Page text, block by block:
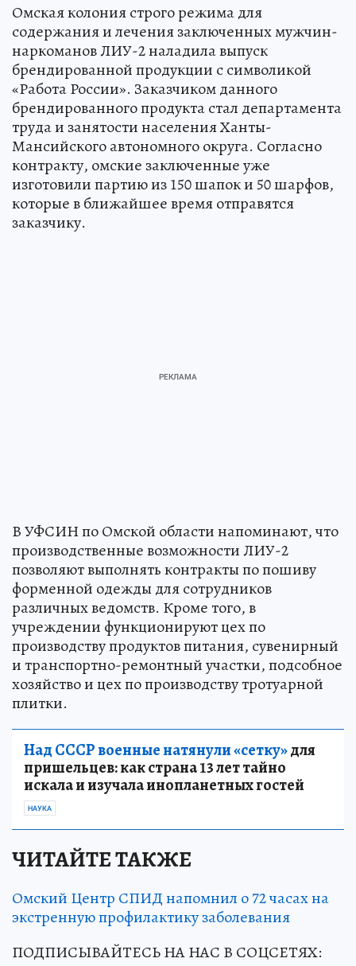
Омская колония строго режима для
содержания и лечения заключенных мужчин-
наркоманов ЛИУ-2 наладила выпуск
брендированной продукции с символикой
«Работа России». Заказчиком данного
брендированного продукта стал департамента
труда и занятости населения Ханты-
Мансийского автономного округа. Согласно
контракту, омские заключенные уже
изготовили партию из 150 шапок и 50 шарфов,
которые в ближайшее время отправятся
заказчику.
В УФСИН по Омской области напоминают, что
производственные возможности ЛИУ-2
позволяют выполнять контракты по пошиву
форменной одежды для сотрудников
различных ведомств. Кроме того, в
учреждении функционируют цех по
производству продуктов питания, сувенирный
и транспортно-ремонтный участки, подсобное
хозяйство и цех по производству тротуарной
плитки.
Над СССР военные натянули «сетку»для
пришельцев: как страна 13 лет тайно
искала и изучала инопланетных гостей
НАУКА
ЧИТАЙТЕ ТАКЖЕ
Омский Центр СПИД напомнил о 72 часах на
экстренную профилактику заболевания
ПОДПИСЫВАЙТЕСЬ НА НАС В СОЦСЕТЯХ: